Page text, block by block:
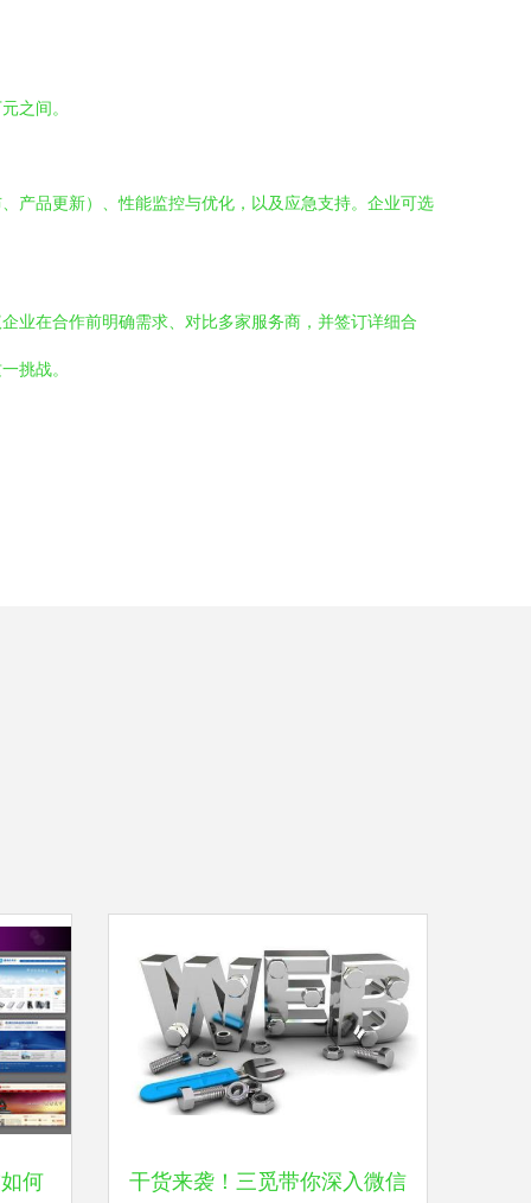
之间。
产品更新）、性能监控与优化，以及应急支持。企业可选
业在合作前明确需求、对比多家服务商，并签订详细合
挑战。
何 干货来袭！三觅带你深入微信